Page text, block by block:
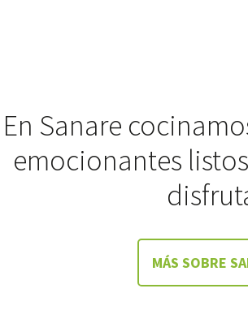
En Sanare
emocionantes
MÁS SOBRE